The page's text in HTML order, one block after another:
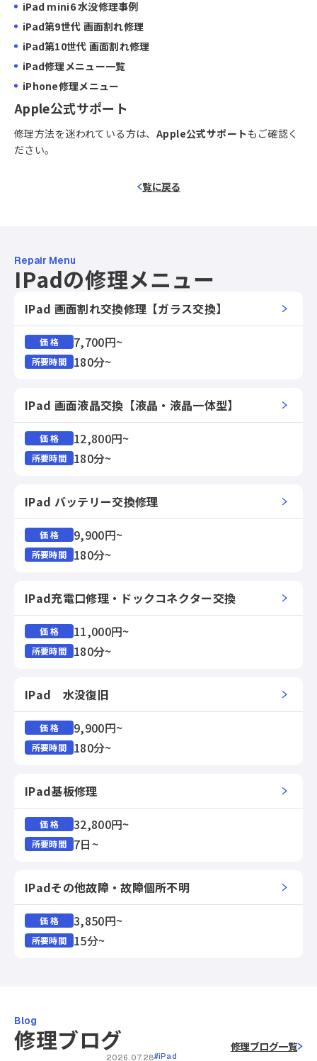
iPad mini6 水没修理事例
iPad第9世代 画面割れ修理
iPad第10世代 画面割れ修理
iPad修理メニュー一覧
iPhone修理メニュー
Apple公式サポート
修理方法を迷われている方は、 Apple公式サポートもご確認く
ださい。
覧に戻る
Repair Menu
IPadの修理メニュー
IPad 画面割れ交換修理【ガラス交換】
価 格 7,700円~
所要時間 180分~
IPad 画面液晶交換【液晶・液晶一体型】
価 格 12,800円~
所要時間 180分~
IPad バッテリー交換修理
価 格 9,900円~
所要時間 180分~
IPad充電口修理・ドックコネクター交換
価 格 11,000円~
所要時間 180分~
IPad 水没復旧
価 格 9,900円~
所要時間 180分~
IPad基板修理
価 格 32,800円~
所要時間 7日~
IPadその他故障・故障個所不明
価 格 3,850円~
所要時間 15分~
Blog
修理ブログ 修理ブログ一覧
2026.07.28#iPad